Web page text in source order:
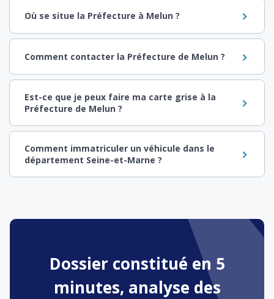
Où se situe la Préfecture à Melun ?
Comment contacter la Préfecture de Melun ?
Est-ce que je peux faire ma carte grise à la
Préfecture de Melun ?
Comment immatriculer un véhicule dans le
département Seine-et-Marne ?
Dossier constitué en 5
minutes, analyse des